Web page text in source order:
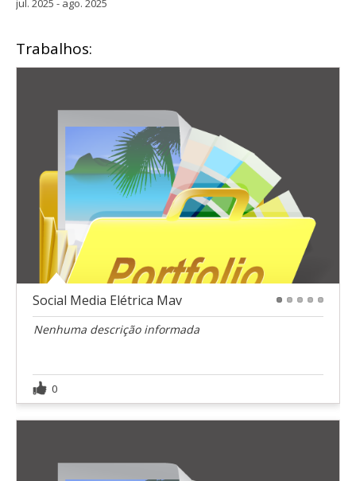
jul. 2025 - ago. 2025
Trabalhos:
Social Media Elétrica Mav
Nenhuma descrição informada
0